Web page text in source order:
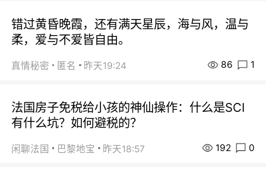
错过黄昏晚霞，还有满天星辰，海与风，温与
柔，爱与不爱皆自由。
真情秘密 匿名 昨天19:24 86 1
法国房子免税给小孩的神仙操作：什么是SCI
有什么坑？如何避税的？
闲聊法国 巴黎地宝 昨天18:57 192 0